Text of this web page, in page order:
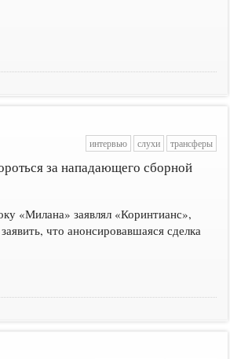
интервью слухи трансферы
за нападающего сборной
«Милана» заявлял «Коринтианс»,
что анонсировавшаяся сделка